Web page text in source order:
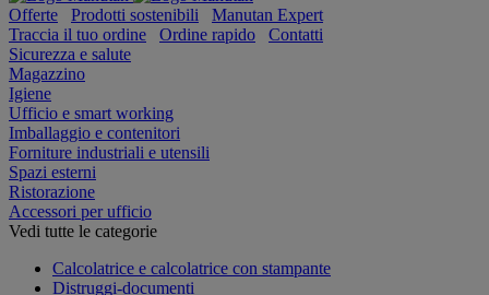
Offerte Prodotti sostenibili
Manutan Expert
Traccia il tuo ordine
Ordine rapido
Contatti
Sicurezza e salute
Magazzino
Igiene
Ufficio e smart working
Imballaggio e contenitori
Forniture industriali e utensili
Spazi esterni
Ristorazione
Accessori per ufficio
Vedi tutte le categorie
Calcolatrice e calcolatrice con stampante
Distruggi-documenti